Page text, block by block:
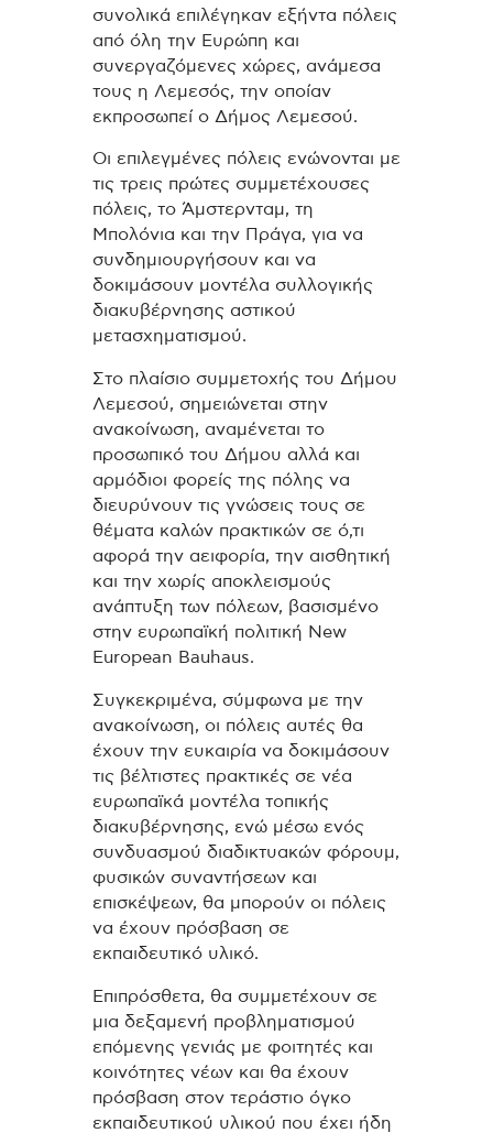
συνολικά επιλέγηκαν εξήντα πόλεις
από όλη την Ευρώπη και
συνεργαζόμενες χώρες, ανάμεσα
τους η Λεμεσός, την οποίαν
εκπροσωπεί ο Δήμος Λεμεσού.
Οι επιλεγμένες πόλεις ενώνονται με
τις τρεις πρώτες συμμετέχουσες
πόλεις, το Άμστερνταμ, τη
Μπολόνια και την Πράγα, για να
συνδημιουργήσουν και να
δοκιμάσουν μοντέλα συλλογικής
διακυβέρνησης αστικού
μετασχηματισμού.
Στο πλαίσιο συμμετοχής του Δήμου
Λεμεσού, σημειώνεται στην
ανακοίνωση, αναμένεται το
προσωπικό του Δήμου αλλά και
αρμόδιοι φορείς της πόλης να
διευρύνουν τις γνώσεις τους σε
θέματα καλών πρακτικών σε ό,τι
αφορά την αειφορία, την αισθητική
και την χωρίς αποκλεισμούς
ανάπτυξη των πόλεων, βασισμένο
στην ευρωπαϊκή πολιτική New
European Bauhaus.
Συγκεκριμένα, σύμφωνα με την
ανακοίνωση, οι πόλεις αυτές θα
έχουν την ευκαιρία να δοκιμάσουν
τις βέλτιστες πρακτικές σε νέα
ευρωπαϊκά μοντέλα τοπικής
διακυβέρνησης, ενώ μέσω ενός
συνδυασμού διαδικτυακών φόρουμ,
φυσικών συναντήσεων και
επισκέψεων, θα μπορούν οι πόλεις
να έχουν πρόσβαση σε
εκπαιδευτικό υλικό.
Επιπρόσθετα, θα συμμετέχουν σε
μια δεξαμενή προβληματισμού
επόμενης γενιάς με φοιτητές και
κοινότητες νέων και θα έχουν
πρόσβαση στον τεράστιο όγκο
εκπαιδευτικού υλικού που έχει ήδη